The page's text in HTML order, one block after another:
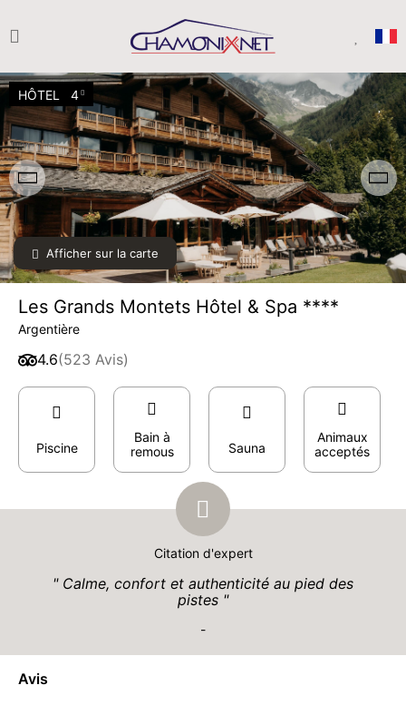
Afficher sur la carte
HÔTEL 4
Les Grands Montets Hôtel & Spa ****
Argentière
4.6(523 Avis)
Piscine
Bain à
remous
Sauna
Animaux
acceptés
Citation d'expert
Calme, confort et authenticité au pied des
pistes
-
Avis